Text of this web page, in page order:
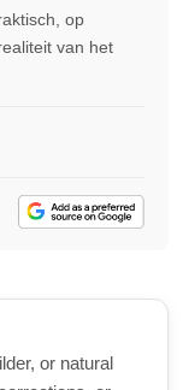
op
van het
or natural